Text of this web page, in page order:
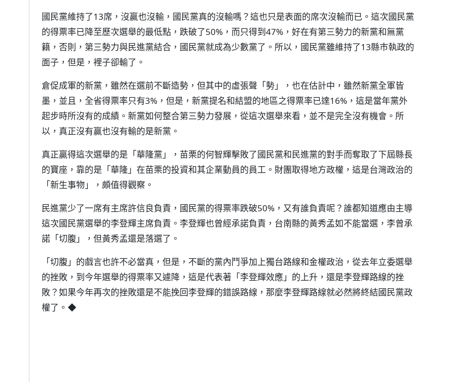
國民黨維持了13席，沒贏也沒輸，國民黨真的沒輸嗎？這也只是表面的席次沒輸而已。這次國民黨
的得票率已降至歷次選舉的最低點，跌破了50%，而只得到47%，好在有第三勢力的新黨和無黨
籍，否則，第三勢力與民進黨結合，國民黨就成為少數黨了。所以，國民黨雖維持了13縣市執政的
面子，但是，裡子卻輸了。
倉促成軍的新黨，雖然在選前不斷造勢，但其中的虛張聲「勢」，也在估計中，雖然新黨全軍皆
墨，並且，全省得票率只有3%，但是，新黨提名和結盟的地區之得票率已達16%，這是當年黨外
起步時所沒有的成績。新黨如何整合第三勢力發展，從這次選舉來看，並不是完全沒有機會。所
以，真正沒有贏也沒有輸的是新黨。
真正贏得這次選舉的是「華隆黨」，苗栗的何智輝擊敗了國民黨和民進黨的對手而奪取了下屆縣長
的寶座，靠的是「華隆」在苗栗的投資和其企業動員的員工。財團取得地方政權，這是台灣政治的
「新生事物」，頗值得觀察。
民進黨少了一席有主席許信良負責，國民黨的得票率跌破50%，又有誰負責呢？誰都知道應由主導
這次國民黨選舉的李登輝主席負責。李登輝也曾經承諾負責，台南縣的黃秀孟如不能當選，李曾承
諾「切腹」，但黃秀孟還是落選了。
「切腹」的戲言也許不必當真，但是，不斷的黨內鬥爭加上獨台路線和金權政治，從去年立委選舉
的挫敗，到今年選舉的得票率又遽降，這是代表著「李登輝效應」的上升，還是李登輝路線的挫
敗？如果今年再次的挫敗還是不能挽回李登輝的錯誤路線，那麼李登輝路線就必然將終結國民黨政
權了。◆